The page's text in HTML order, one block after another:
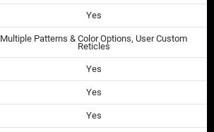
Yes
Multiple Patterns & Color Options, User Custom
Reticles
Yes
Yes
Yes